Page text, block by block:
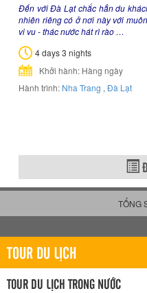
Đến với Đà Lạt chắc hẳn du
nhiên riêng có ở nơi này với
vi vu - thác nước hát rì rào …
4 days 3 nights
Khởi hành: Hàng ngày
Hành trình: Nha Trang , Đà Lạt
TỔNG
TOUR DU LỊCH
TOUR DU LỊCH TRONG NƯỚC